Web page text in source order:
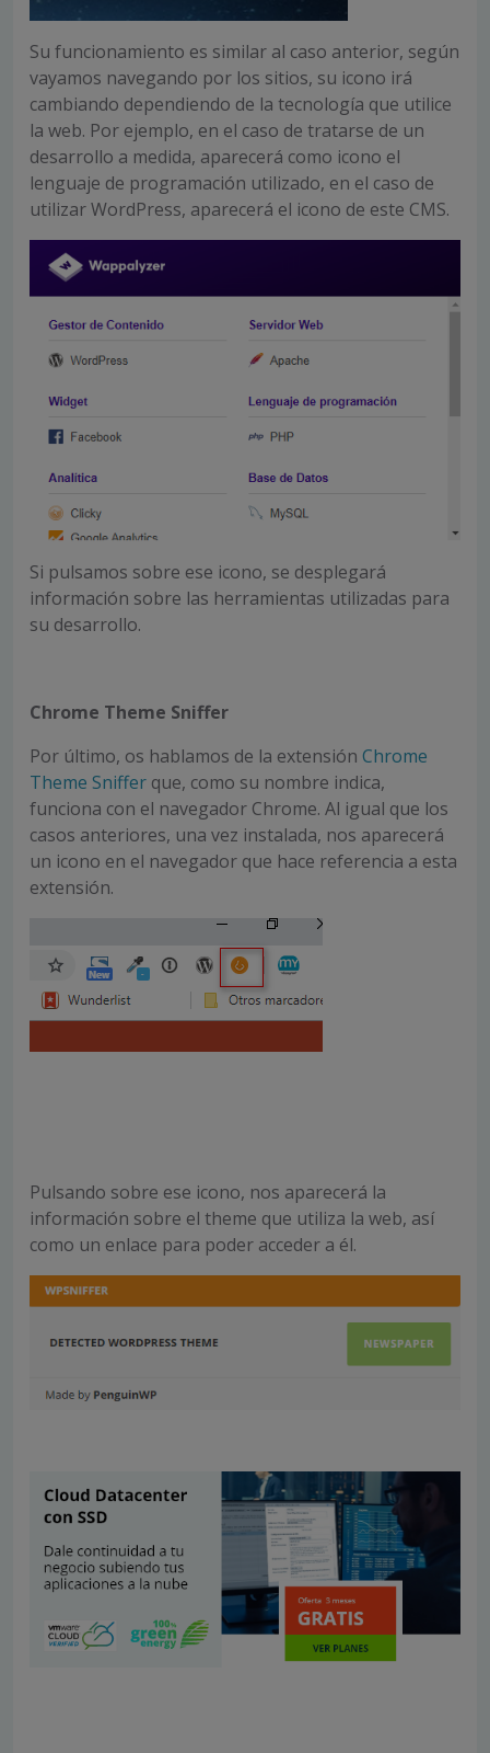
Su funcionamiento es similar al caso anterior, según
vayamos navegando por los sitios, su icono irá
cambiando dependiendo de la tecnología que utilice
la web. Por ejemplo, en el caso de tratarse de un
desarrollo a medida, aparecerá como icono el
lenguaje de programación utilizado, en el caso de
utilizar WordPress, aparecerá el icono de este CMS.
Si pulsamos sobre ese icono, se desplegará
información sobre las herramientas utilizadas para
su desarrollo.
Chrome Theme Sniffer
Por último, os hablamos de la extensión Chrome
Theme Sniffer que, como su nombre indica,
funciona con el navegador Chrome. Al igual que los
casos anteriores, una vez instalada, nos aparecerá
un icono en el navegador que hace referencia a esta
extensión.
Pulsando sobre ese icono, nos aparecerá la
información sobre el theme que utiliza la web, así
como un enlace para poder acceder a él.